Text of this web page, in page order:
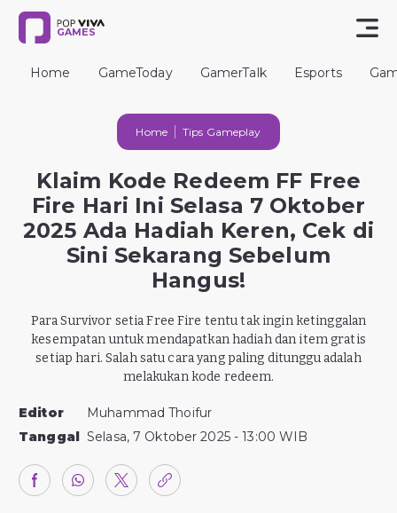
GAMES
Home GameToday GamerTalk Esports
Home Tips Gameplay
Klaim Kode Redeem FF Free
Fire Hari Ini Selasa 7 Oktober
2025 Ada Hadiah Keren, Cek di
Sini Sekarang Sebelum
Hangus!
Para Survivor setia Free Fire tentu tak ingin ketinggalan
kesempatan untuk mendapatkan hadiah dan item gratis
setiap hari. Salah satu cara yang paling ditunggu adalah
melakukan kode redeem.
Editor
Muhammad Thoifur
Tanggal Selasa, 7 Oktober 2025 - 13:00 WIB